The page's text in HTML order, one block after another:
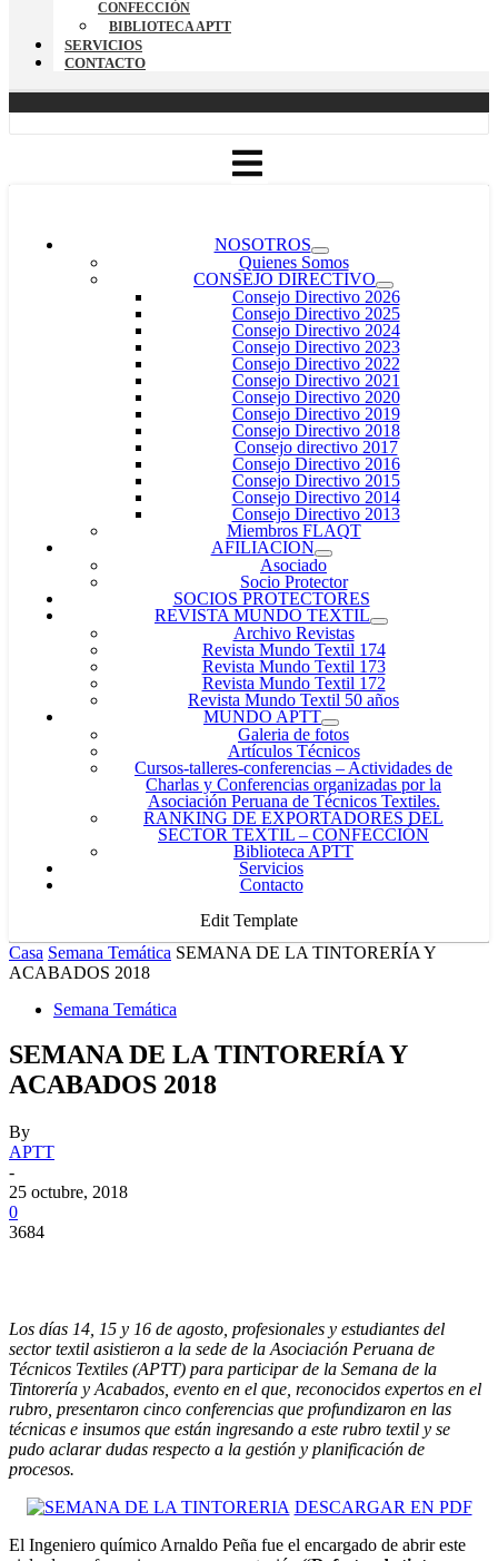
CONFECCIÓN
BIBLIOTECA APTT
SERVICIOS
CONTACTO
NOSOTROS
Quienes Somos
CONSEJO DIRECTIVO
Consejo Directivo 2026
Consejo Directivo 2025
Consejo Directivo 2024
Consejo Directivo 2023
Consejo Directivo 2022
Consejo Directivo 2021
Consejo Directivo 2020
Consejo Directivo 2019
Consejo Directivo 2018
Consejo directivo 2017
Consejo Directivo 2016
Consejo Directivo 2015
Consejo Directivo 2014
Consejo Directivo 2013
Miembros FLAQT
AFILIACION
Asociado
Socio Protector
SOCIOS PROTECTORES
REVISTA MUNDO TEXTIL
Archivo Revistas
Revista Mundo Textil 174
Revista Mundo Textil 173
Revista Mundo Textil 172
Revista Mundo Textil 50 años
MUNDO APTT
Galeria de fotos
Artículos Técnicos
Cursos-talleres-conferencias – Actividades de
Charlas y Conferencias organizadas por la
Asociación Peruana de Técnicos Textiles.
RANKING DE EXPORTADORES DEL
SECTOR TEXTIL – CONFECCIÓN
Biblioteca APTT
Servicios
Contacto
Edit Template
Casa Semana Temática SEMANA DE LA TINTORERÍA Y
ACABADOS 2018
Semana Temática
SEMANA DE LA TINTORERÍA Y
ACABADOS 2018
By
APTT
-
25 octubre, 2018
0
3684
Los días 14, 15 y 16 de agosto, profesionales y estudiantes del
sector textil asistieron a la sede de la Asociación Peruana de
Técnicos Textiles (APTT) para participar de la Semana de la
Tintorería y Acabados, evento en el que, reconocidos expertos en el
rubro, presentaron cinco conferencias que profundizaron en las
técnicas e insumos que están ingresando a este rubro textil y se
pudo aclarar dudas respecto a la gestión y planificación de
procesos.
DESCARGAR EN PDF
El Ingeniero químico Arnaldo Peña fue el encargado de abrir este